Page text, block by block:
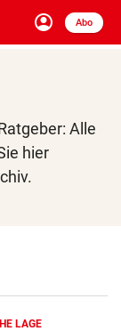
account_circle
Anmelden
Abo
Schließen
Alle
hier
LAGE